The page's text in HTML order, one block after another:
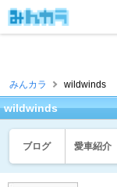
みんカラ wildwinds
wildwinds
ブログ 愛車紹介